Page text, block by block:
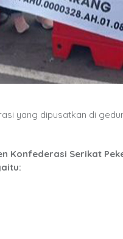
yang dipusatkan di
Konfederasi Serikat